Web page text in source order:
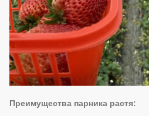
Преимущества парника растя: